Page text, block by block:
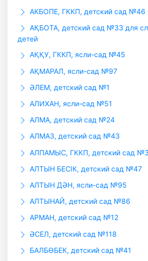
АКБОПЕ, ГККП, детский сад №46
АҚБОТА, детский сад №33 для
детей
АҚҚУ, ГККП, ясли-сад №45
АҚМАРАЛ, ясли-сад №97
ӘЛЕМ, детский сад №1
АЛИХАН, ясли-сад №51
АЛМА, детский сад №24
АЛМАЗ, детский сад №43
АЛПАМЫС, ГККП, детский сад
АЛТЫН БЕСIК, детский сад №47
АЛТЫН ДӘН, ясли-сад №95
АЛТЫНАЙ, детский сад №86
АРМАН, детский сад №12
ӘСЕЛ, детский сад №118
БАЛБӨБЕК, детский сад №41